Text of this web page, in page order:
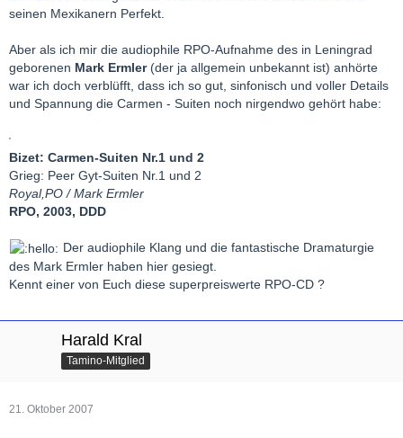
seinen Mexikanern Perfekt.
Aber als ich mir die audiophile RPO-Aufnahme des in Leningrad
geborenen Mark Ermler(der ja allgemein unbekannt ist) anhörte
war ich doch verblüfft, dass ich so gut, sinfonisch und voller Details
und Spannung die Carmen - Suiten noch nirgendwo gehört habe:
Bizet: Carmen-Suiten Nr.1 und 2
Grieg: Peer Gyt-Suiten Nr.1 und 2
Royal,PO / Mark Ermler
RPO, 2003, DDD
Der audiophile Klang und die fantastische Dramaturgie
des Mark Ermler haben hier gesiegt.
Kennt einer von Euch diese superpreiswerte RPO-CD ?
Harald Kral
Tamino-Mitglied
21. Oktober 2007